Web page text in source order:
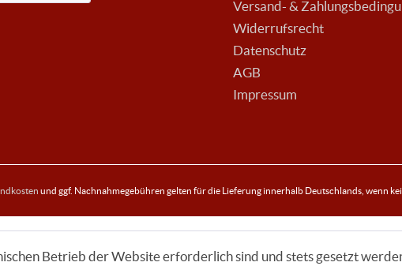
Versand- &
Widerrufsrecht
Datenschutz
AGB
Impressum
und ggf. Nachnahmegebühren gelten für die Lieferung innerhalb Deutschlands, wenn
Betrieb der Website erforderlich sind und stets gesetzt